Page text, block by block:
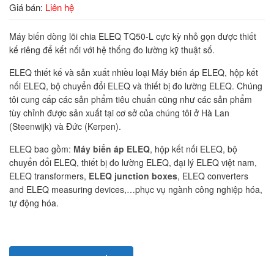
Giá bán: Liên hệ
Máy biến dòng lõi chia ELEQ TQ50-L cực kỳ nhỏ gọn được thiết
kế riêng để kết nối với hệ thống đo lường kỹ thuật số.
ELEQ thiết kế và sản xuất nhiều loại Máy biến áp ELEQ, hộp kết
nối ELEQ, bộ chuyển đổi ELEQ và thiết bị đo lường ELEQ. Chúng
tôi cung cấp các sản phẩm tiêu chuẩn cũng như các sản phẩm
tùy chỉnh được sản xuất tại cơ sở của chúng tôi ở Hà Lan
(Steenwijk) và Đức (Kerpen).
ELEQ bao gồm: Máy biến áp ELEQ, hộp kết nối ELEQ, bộ
chuyển đổi ELEQ, thiết bị đo lường ELEQ, đại lý ELEQ việt nam,
ELEQ transformers, ELEQ junction boxes, ELEQ converters
and ELEQ measuring devices,…phục vụ ngành công nghiệp hóa,
tự động hóa.